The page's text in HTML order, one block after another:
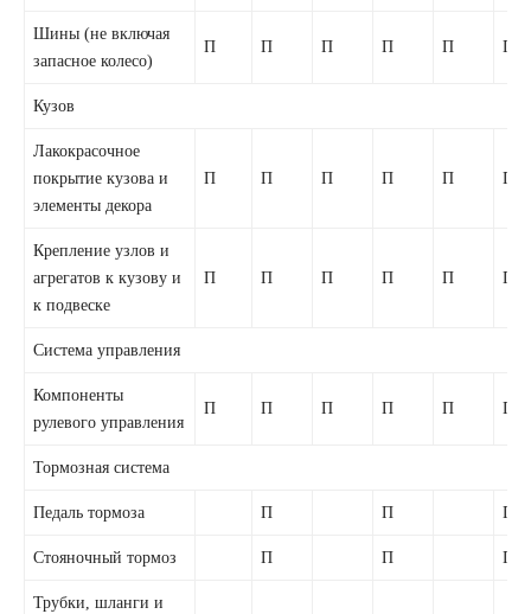
Шины (не включая
запасное колесо)
П П П П П П
Кузов
Лакокрасочное
покрытие кузова и
элементы декора
П П П П П П
Крепление узлов и
агрегатов к кузову и
к подвеске
П П П П П П
Система управления
Компоненты
рулевого управления
П П П П П П
Тормозная система
Педаль тормоза П П П
Стояночный тормоз П П П
Трубки, шланги и